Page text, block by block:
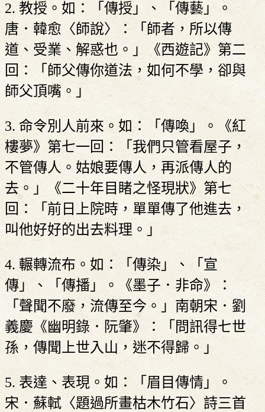
2. 教授。如：「傳授」、「傳藝」。
唐．韓愈〈師說〉：「師者，所以傳
道、受業、解惑也。」《西遊記》第二
回：「師父傳你道法，如何不學，卻與
師父頂嘴。」
3. 命令別人前來。如：「傳喚」。《紅
樓夢》第七一回：「我們只管看屋子，
不管傳人。姑娘要傳人，再派傳人的
去。」《二十年目睹之怪現狀》第七
回：「前日上院時，單單傳了他進去，
叫他好好的出去料理。」
4. 輾轉流布。如：「傳染」、「宣
傳」、「傳播」。《墨子．非命》：
「聲聞不廢，流傳至今。」南朝宋．劉
義慶《幽明錄．阮肇》：「問訊得七世
孫，傳聞上世入山，迷不得歸。」
5. 表達、表現。如：「眉目傳情」。
宋．蘇軾〈題過所畫枯木竹石〉詩三首